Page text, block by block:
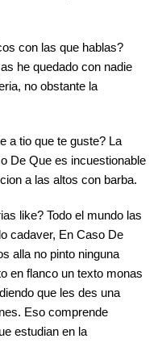
con las que hablas?
he quedado con nadie
no obstante la
a tio que te guste? La
De Que es incuestionable
a las altos con barba.
like? Todo el mundo las
cadaver, En Caso De
alla no pinto ninguna
en flanco un texto monas
que les des una
Eso comprende
estudian en la